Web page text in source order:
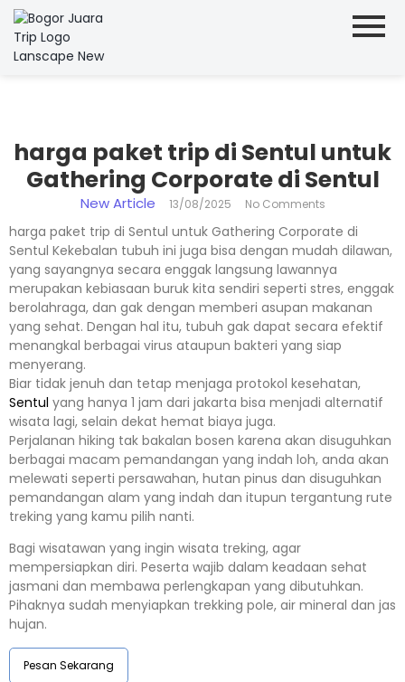
harga paket trip di Sentul untuk
Gathering Corporate di Sentul
New Article 13/08/2025 No Comments
harga paket trip di Sentul untuk Gathering Corporate di
Sentul Kekebalan tubuh ini juga bisa dengan mudah dilawan,
yang sayangnya secara enggak langsung lawannya
merupakan kebiasaan buruk kita sendiri seperti stres, enggak
berolahraga, dan gak dengan memberi asupan makanan
yang sehat. Dengan hal itu, tubuh gak dapat secara efektif
menangkal berbagai virus ataupun bakteri yang siap
menyerang.
Biar tidak jenuh dan tetap menjaga protokol kesehatan,
Sentul yang hanya 1 jam dari jakarta bisa menjadi alternatif
wisata lagi, selain dekat hemat biaya juga.
Perjalanan hiking tak bakalan bosen karena akan disuguhkan
berbagai macam pemandangan yang indah loh, anda akan
melewati seperti persawahan, hutan pinus dan disuguhkan
pemandangan alam yang indah dan itupun tergantung rute
treking yang kamu pilih nanti.
Bagi wisatawan yang ingin wisata treking, agar
mempersiapkan diri. Peserta wajib dalam keadaan sehat
jasmani dan membawa perlengkapan yang dibutuhkan.
Pihaknya sudah menyiapkan trekking pole, air mineral dan jas
hujan.
Pesan Sekarang